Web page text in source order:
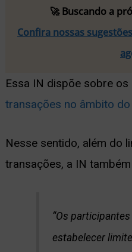
🚀 Buscando a
Confira nossas
Essa IN dispõe sobre
transações no âmbito do
Nesse sentido, além do
transações, a IN
“Os
estabelecer